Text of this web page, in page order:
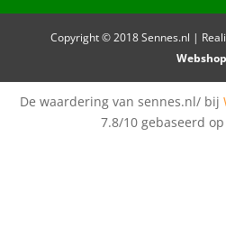
Copyright © 2018 Sennes.nl |
Webshop
De waardering van sennes.nl/ bij
7.8/10 gebaseerd